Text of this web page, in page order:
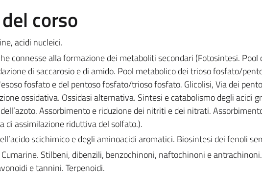
corso
acidi nucleici.
connesse alla formazione dei metaboliti secondari (Fotosintesi. Pool
di saccarosio e di amido. Pool metabolico dei trioso fosfato/
fosfato e del pentoso fosfato/trioso fosfato. Glicolisi, Via dei
ossidativa. Ossidasi alternativa. Sintesi e catabolismo degli acidi
Assorbimento e riduzione dei nitriti e dei nitrati.
di assimilazione riduttiva del solfato.).
scichimico e degli aminoacidi aromatici. Biosintesi dei fenoli
Stilbeni, dibenzili, benzochinoni, naftochinoni e
e tannini. Terpenoidi.